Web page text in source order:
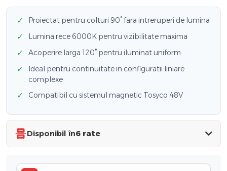
✓ Proiectat pentru colturi 90° fara intreruperi de lumina
✓ Lumina rece 6000K pentru vizibilitate maxima
✓ Acoperire larga 120° pentru iluminat uniform
✓
Ideal pentru continuitate in configuratii liniare
complexe
✓ Compatibil cu sistemul magnetic Tosyco 48V
Disponibil în6 rate